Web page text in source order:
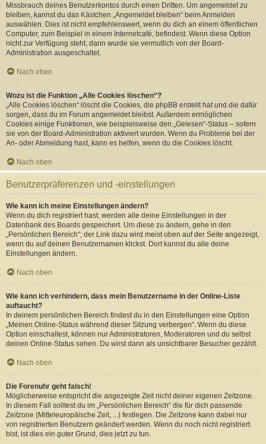
Missbrauch deines Benutzerkontos durch einen Dritten. Um angemeldet zu
bleiben, kannst du das Kästchen „Angemeldet bleiben“ beim Anmelden
auswählen. Dies ist nicht empfehlenswert, wenn du dich an einem öffentlichen
Computer, zum Beispiel in einem Internetcafé, befindest. Wenn diese Option
nicht zur Verfügung steht, dann wurde sie vermutlich von der Board-
Administration ausgeschaltet.
Nach oben
Wozu ist die Funktion „Alle Cookies löschen“?
„Alle Cookies löschen“ löscht die Cookies, die phpBB erstellt hat und die dafür
sorgen, dass du im Forum angemeldet bleibst. Außerdem ermöglichen
Cookies einige Funktionen, wie beispielsweise den „Gelesen“-Status – sofern
sie von der Board-Administration aktiviert wurden. Wenn du Probleme bei der
An- oder Abmeldung hast, kann es helfen, wenn du die Cookies löscht.
Nach oben
Benutzerpräferenzen und -einstellungen
Wie kann ich meine Einstellungen ändern?
Wenn du dich registriert hast, werden alle deine Einstellungen in der
Datenbank des Boards gespeichert. Um diese zu ändern, gehe in den
„Persönlichen Bereich“; der Link dazu wird meist oben auf der Seite angezeigt,
wenn du auf deinen Benutzernamen klickst. Dort kannst du alle deine
Einstellungen ändern.
Nach oben
Wie kann ich verhindern, dass mein Benutzername in der Online-Liste
auftaucht?
In deinem persönlichen Bereich findest du in den Einstellungen eine Option
„Meinen Online-Status während dieser Sitzung verbergen“. Wenn du diese
Option einschaltest, können nur Administratoren, Moderatoren und du selbst
deinen Online-Status sehen. Du wirst dann als unsichtbarer Besucher gezählt.
Nach oben
Die Forenuhr geht falsch!
Möglicherweise entspricht die angezeigte Zeit nicht deiner eigenen Zeitzone.
In diesem Fall solltest du im „Persönlichen Bereich“ die für dich passende
Zeitzone (Mitteleuropäische Zeit, ...) festlegen. Die Zeitzone kann dabei nur
von registrierten Benutzern geändert werden. Wenn du noch nicht registriert
bist, ist dies ein guter Grund, dies jetzt zu tun.